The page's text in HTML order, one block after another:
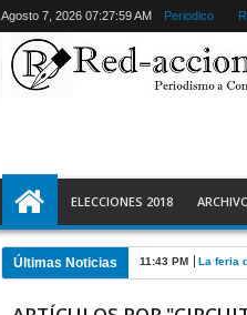
Agosto 7, 2026 07:28:00 AM Periodico
ELECCIONES 2018
Últimas Noticias 11:28 PM